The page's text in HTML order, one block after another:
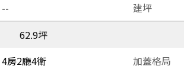
建坪
--
62.9坪
4房2廳4衛 加蓋格局